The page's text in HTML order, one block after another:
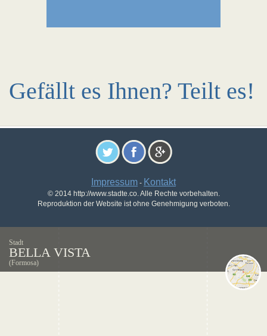
Gefällt es Ihnen? Teilt es!
Impressum - Kontakt
© 2014 http://www.stadte.co. Alle Rechte vorbehalten.
Reproduktion der Website ist ohne Genehmigung verboten.
Stadt
BELLA VISTA
(Formosa)